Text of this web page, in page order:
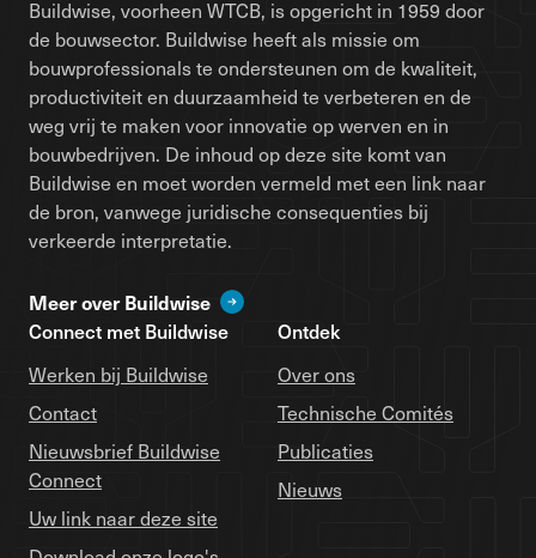
Buildwise, voorheen WTCB, is opgericht in 1959 door
de bouwsector. Buildwise heeft als missie om
bouwprofessionals te ondersteunen om de kwaliteit,
productiviteit en duurzaamheid te verbeteren en de
weg vrij te maken voor innovatie op werven en in
bouwbedrijven. De inhoud op deze site komt van
Buildwise en moet worden vermeld met een link naar
de bron, vanwege juridische consequenties bij
verkeerde interpretatie.
Meer over Buildwise
Connect met Buildwise
Werken bij Buildwise
Contact
Nieuwsbrief Buildwise
Connect
Uw link naar deze site
Ontdek
Over ons
Technische Comités
Publicaties
Nieuws